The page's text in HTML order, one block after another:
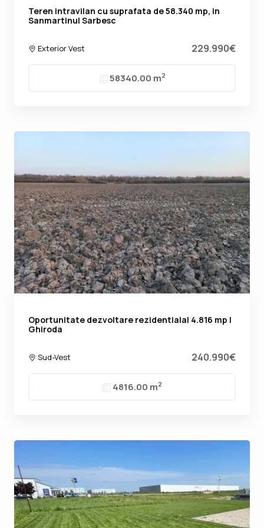
Teren intravilan cu suprafata de 58.340 mp, in
Sanmartinul Sarbesc
Exterior Vest 229.990€
58340.00 m2
Oportunitate dezvoltare rezidentiala| 4.816 mp |
Ghiroda
Sud-Vest 240.990€
4816.00 m2